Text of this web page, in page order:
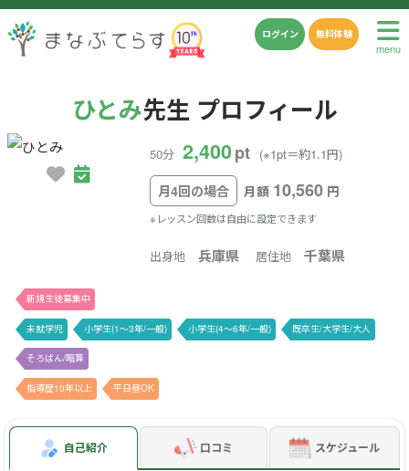
menu
ログイン 無料体験
ひとみ先生 プロフィール
50分 2,400pt (※1pt＝約1.1円)
月4回の場合 月額 10,560 円
※レッスン回数は自由に設定できます
出身地 兵庫県 居住地 千葉県
新規生徒募集中
未就学児 小学生(1〜3年/一般) 小学生(4〜6年/一般) 既卒生/大学生/大人
そろばん/暗算
指導歴10年以上 平日昼OK
自己紹介 口コミ スケジュール